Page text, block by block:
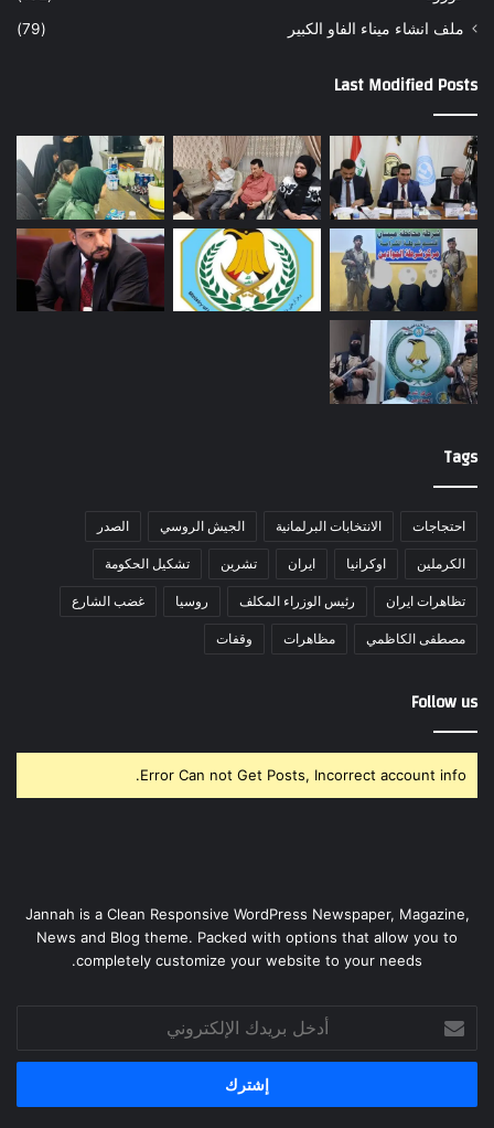
ملف انشاء ميناء الفاو الكبير
(79)
Last Modified Posts
Tags
احتجاجات الانتخابات البرلمانية الجيش الروسي الصدر
الكرملين اوكرانيا ايران تشرين تشكيل الحكومة
تظاهرات ايران رئيس الوزراء المكلف روسيا غضب الشارع
مصطفى الكاظمي مظاهرات وقفات
Follow us
Error Can not Get Posts, Incorrect account info.
Jannah is a Clean Responsive WordPress Newspaper, Magazine,
News and Blog theme. Packed with options that allow you to
completely customize your website to your needs.
بريدك
الإلكتروني